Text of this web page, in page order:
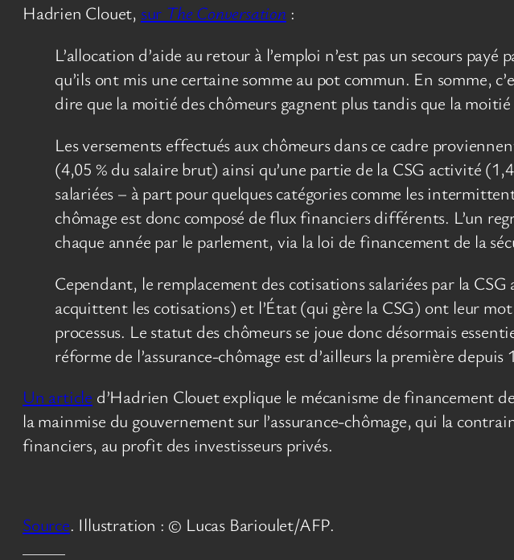
Hadrien Clouet, sur The Conversation:
L’allocation d’aide au retour à l’emploi n’est pas un secours
qu’ils ont mis une certaine somme au pot commun. En somme,
dire que la moitié des chômeurs gagnent plus tandis que la
Les versements effectués aux chômeurs dans ce cadre
(4,05 % du salaire brut) ainsi qu’une partie de la CSG activité
salariées – à part pour quelques catégories comme les
chômage est donc composé de flux financiers différents. L’un
chaque année par le parlement, via la loi de financement de la
Cependant, le remplacement des cotisations salariées par la
acquittent les cotisations) et l’État (qui gère la CSG) ont leur
processus. Le statut des chômeurs se joue donc désormais
réforme de l’assurance-chômage est d’ailleurs la première
Un article d’Hadrien Clouet explique le mécanisme de financement
la mainmise du gouvernement sur l’assurance-chômage, qui la
financiers, au profit des investisseurs privés.
Source. Illustration : © Lucas Barioulet/AFP.